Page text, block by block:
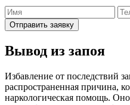
Отправить заявку
Вывод из запоя
Избавление от последствий
распространенная причина,
наркологическая помощь.